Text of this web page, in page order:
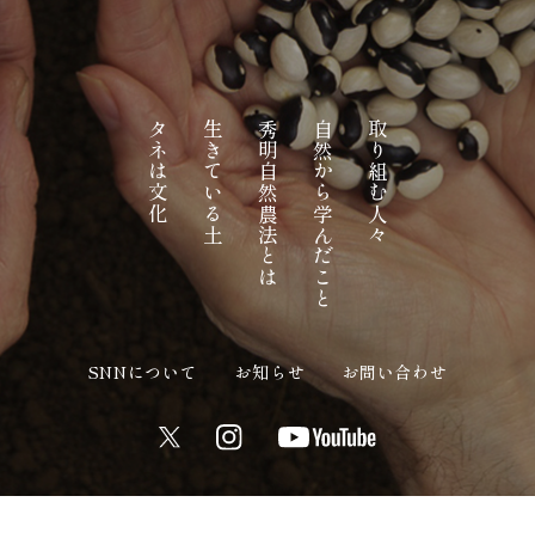
取り組む人々
自然から学んだこと
秀明自然農法とは
生きている土
タネは文化
SNNについて お知らせ お問い合わせ